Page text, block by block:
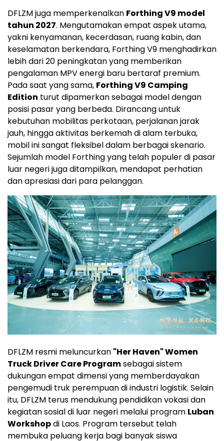
DFLZM juga memperkenalkan Forthing V9 model
tahun 2027. Mengutamakan empat aspek utama,
yakni kenyamanan, kecerdasan, ruang kabin, dan
keselamatan berkendara, Forthing V9 menghadirkan
lebih dari 20 peningkatan yang memberikan
pengalaman MPV energi baru bertaraf premium.
Pada saat yang sama, Forthing V9 Camping
Edition turut dipamerkan sebagai model dengan
posisi pasar yang berbeda. Dirancang untuk
kebutuhan mobilitas perkotaan, perjalanan jarak
jauh, hingga aktivitas berkemah di alam terbuka,
mobil ini sangat fleksibel dalam berbagai skenario.
Sejumlah model Forthing yang telah populer di pasar
luar negeri juga ditampilkan, mendapat perhatian
dan apresiasi dari para pelanggan.
DFLZM resmi meluncurkan "Her Haven" Women
Truck Driver Care Programsebagai sistem
dukungan empat dimensi yang memberdayakan
pengemudi truk perempuan di industri logistik. Selain
itu, DFLZM terus mendukung pendidikan vokasi dan
kegiatan sosial di luar negeri melalui program Luban
Workshopdi Laos. Program tersebut telah
membuka peluang kerja bagi banyak siswa